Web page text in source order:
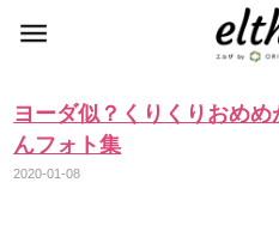
ヨーダ似？くりくりおめ
んフォト集
2020-01-08